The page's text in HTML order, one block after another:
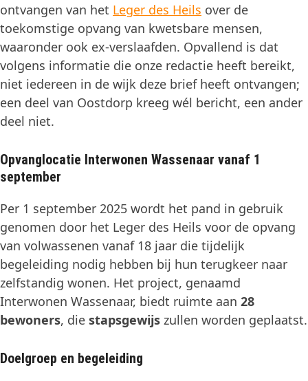
ontvangen van het Leger des Heils over de
toekomstige opvang van kwetsbare mensen,
waaronder ook ex-verslaafden. Opvallend is dat
volgens informatie die onze redactie heeft bereikt,
niet iedereen in de wijk deze brief heeft ontvangen;
een deel van Oostdorp kreeg wél bericht, een ander
deel niet.
Opvanglocatie Interwonen Wassenaar vanaf 1
september
Per 1 september 2025 wordt het pand in gebruik
genomen door het Leger des Heils voor de opvang
van volwassenen vanaf 18 jaar die tijdelijk
begeleiding nodig hebben bij hun terugkeer naar
zelfstandig wonen. Het project, genaamd
Interwonen Wassenaar, biedt ruimte aan 28
bewoners, die stapsgewijs zullen worden geplaatst.
Doelgroep en begeleiding